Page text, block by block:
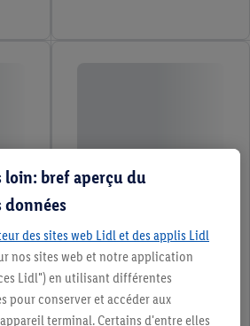
bref aperçu du
des sites web Lidl et des applis Lidl
nos sites web et notre application
Lidl") en utilisant différentes
pour conserver et accéder aux
terminal. Certains d'entre elles